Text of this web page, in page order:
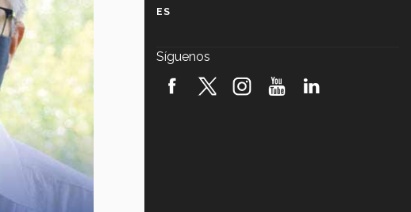
robótica FIRST 2026! (video)
ES
Síguenos